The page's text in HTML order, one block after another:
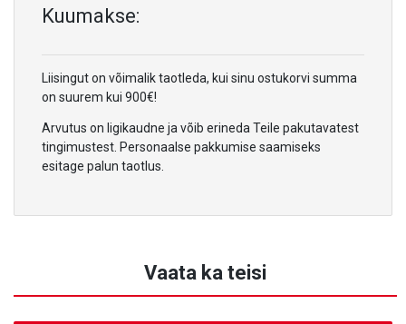
Kuumakse:
Liisingut on võimalik taotleda, kui sinu ostukorvi summa
on suurem kui 900€!
Arvutus on ligikaudne ja võib erineda Teile pakutavatest
tingimustest. Personaalse pakkumise saamiseks
esitage palun taotlus.
Vaata ka teisi